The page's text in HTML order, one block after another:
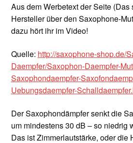
Aus dem Werbetext der Seite (Das
Hersteller über den Saxophone-
dazu hört ihr im Video!
Quelle: http://saxophone-shop.de/
Daempfer/Saxophon-Daempfer-
Saxophondaempfer-
Uebungsdaempfer-
Der Saxophondämpfer senkt die
um mindestens 30 dB – so niedrig
Das ist Zimmerlautstärke, oder die